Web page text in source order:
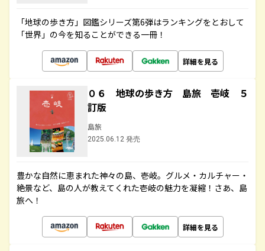
「地球の歩き方」図鑑シリーズ第6弾はランキングをとおして
「世界」の今を知ることができる一冊！
詳細を見る
０６ 地球の歩き方 島旅 壱岐 ５
訂版
島旅
2025.06.12 発売
豊かな自然に恵まれた神々の島、壱岐。グルメ・カルチャー・
絶景など、島の人が教えてくれた壱岐の魅力を凝縮！さあ、島
旅へ！
詳細を見る